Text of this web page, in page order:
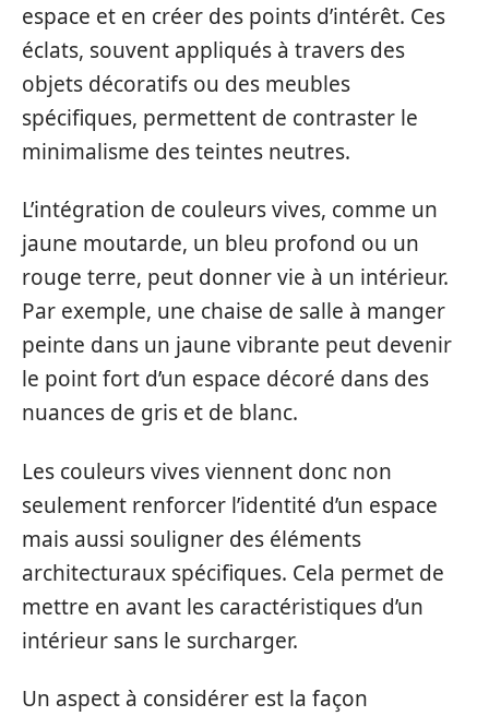
espace et en créer des points d’intérêt. Ces
éclats, souvent appliqués à travers des
objets décoratifs ou des meubles
spécifiques, permettent de contraster le
minimalisme des teintes neutres.
L’intégration de couleurs vives, comme un
jaune moutarde, un bleu profond ou un
rouge terre, peut donner vie à un intérieur.
Par exemple, une chaise de salle à manger
peinte dans un jaune vibrante peut devenir
le point fort d’un espace décoré dans des
nuances de gris et de blanc.
Les couleurs vives viennent donc non
seulement renforcer l’identité d’un espace
mais aussi souligner des éléments
architecturaux spécifiques. Cela permet de
mettre en avant les caractéristiques d’un
intérieur sans le surcharger.
Un aspect à considérer est la façon